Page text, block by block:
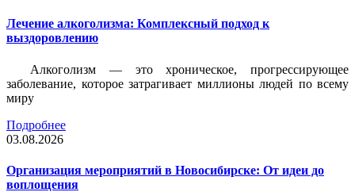
Лечение алкоголизма: Комплексный подход к
выздоровлению
Алкоголизм — это хроническое, прогрессирующее
заболевание, которое затрагивает миллионы людей по всему
миру
Подробнее
03.08.2026
Организация мероприятий в Новосибирске: От идеи до
воплощения